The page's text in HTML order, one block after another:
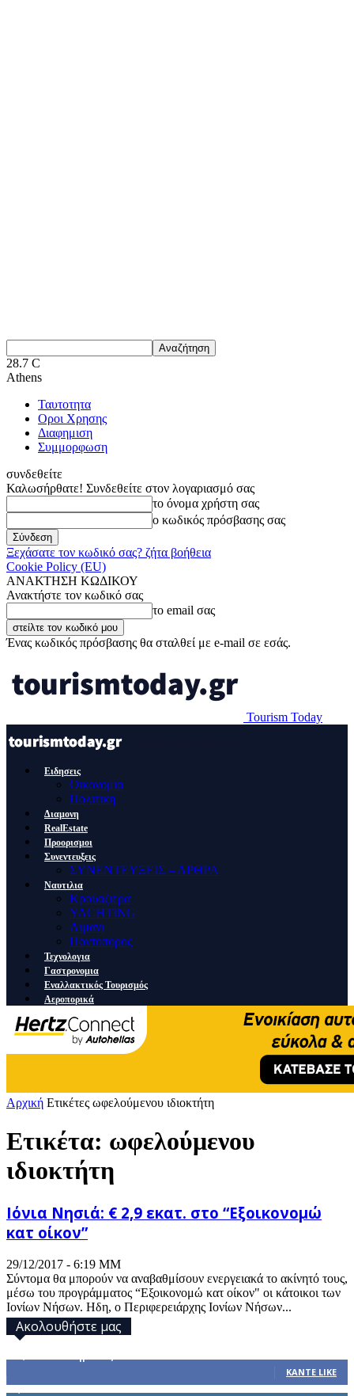
28.7 C
Athens
Ταυτοτητα
Οροι Χρησης
Διαφημιση
Συμμορφωση
συνδεθείτε
Καλωσήρθατε! Συνδεθείτε στον λογαριασμό σας
το όνομα χρήστη σας
ο κωδικός πρόσβασης σας
Ξεχάσατε τον κωδικό σας? ζήτα βοήθεια
Cookie Policy (EU)
ΑΝΑΚΤΗΣΗ ΚΩΔΙΚΟΥ
Ανακτήστε τον κωδικό σας
το email σας
Ένας κωδικός πρόσβασης θα σταλθεί με e-mail σε εσάς.
Tourism Today
Ειδησεις
Οικονομια
Πολιτικη
Διαμονη
RealEstate
Προορισμοι
Συνεντευξεις
ΣΥΝΕΝΤΕΥΞΕΙΣ – ΑΡΘΡΑ
Ναυτιλια
Κρουαζιερα
YACHTING
Λιμανι
Ποντοπορος
Τεχνολογια
Γαστρονομια
Εναλλακτικός Τουρισμός
Αεροπορικά
Αρχική Ετικέτες ωφελούμενου ιδιοκτήτη
Ετικέτα: ωφελούμενου
ιδιοκτήτη
Ιόνια Νησιά: € 2,9 εκατ. στο “Εξοικονομώ
κατ οίκον”
29/12/2017 - 6:19 ΜΜ
Σύντομα θα μπορούν να αναβαθμίσουν ενεργειακά το ακίνητό τους,
μέσω του προγράμματος “Εξοικονομώ κατ οίκον" οι κάτοικοι των
Ιονίων Νήσων. Ηδη, ο Περιφερειάρχης Ιονίων Νήσων...
Ακολουθήστε μας
ΚΆΝΤΕ LIKE
1,914 Ακόλουθοι